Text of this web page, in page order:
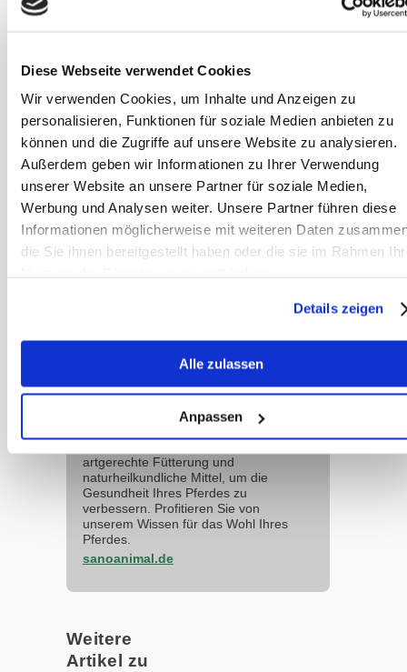
Diese Webseite verwendet Cookies
Wir verwenden Cookies, um Inhalte und Anzeigen zu
personalisieren, Funktionen für soziale Medien anbieten zu
können und die Zugriffe auf unsere Website zu analysieren.
Außerdem geben wir Informationen zu Ihrer Verwendung
unserer Website an unsere Partner für soziale Medien,
Werbung und Analysen weiter. Unsere Partner führen diese
Informationen möglicherweise mit weiteren Daten
die Sie ihnen bereitgestellt haben oder die sie im Rahmen
Details zeigen
Alle zulassen
Anpassen
Mehr zu diesem Thema:
Fütterungskonzept: Mineralfutter
Podcast #10 Braucht mein Pferd
Vitamine zugefüttert?
erfahrenes Team
Futterberatung und integrierte
Tiertherapien für Pferde. Mit
umfassender Erfahrung in der
artgerechte Fütterung und
naturheilkundliche Mittel, um die
Gesundheit Ihres Pferdes zu
verbessern. Profitieren Sie von
unserem Wissen für das Wohl Ihres
Pferdes.
sanoanimal.de
Weitere
Artikel zu